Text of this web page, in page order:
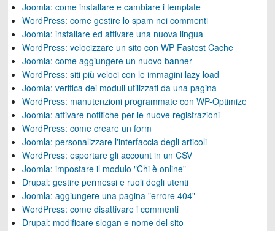
Joomla: come installare e cambiare i template
WordPress: come gestire lo spam nei commenti
Joomla: installare ed attivare una nuova lingua
WordPress: velocizzare un sito con WP Fastest Cache
Joomla: come aggiungere un nuovo banner
WordPress: siti più veloci con le immagini lazy load
Joomla: verifica dei moduli utilizzati da una pagina
WordPress: manutenzioni programmate con WP-Optimize
Joomla: attivare notifiche per le nuove registrazioni
WordPress: come creare un form
Joomla: personalizzare l'interfaccia degli articoli
WordPress: esportare gli account in un CSV
Joomla: impostare il modulo "Chi è online"
Drupal: gestire permessi e ruoli degli utenti
Joomla: aggiungere una pagina "errore 404"
WordPress: come disattivare i commenti
Drupal: modificare slogan e nome del sito